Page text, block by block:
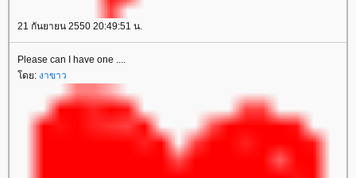
21 กันยายน 2550 20:49:51 น.
Please can I have one ....
โดย: งาขาว